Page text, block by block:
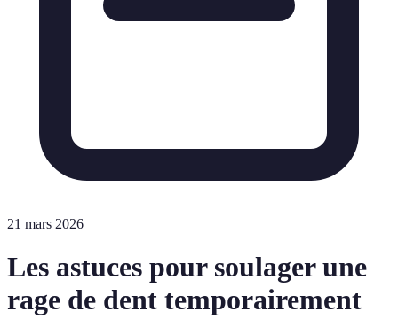
21 mars 2026
Les astuces pour soulager une
rage de dent temporairement